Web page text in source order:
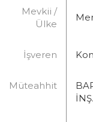
Mevkii /
Ülke
İşveren
Müteahhit